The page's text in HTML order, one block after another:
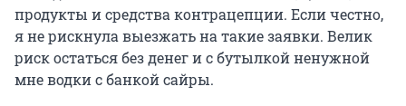
продукты и средства контрацепции. Если честно,
я не рискнула выезжать на такие заявки. Велик
риск остаться без денег и с бутылкой ненужной
мне водки с банкой сайры.